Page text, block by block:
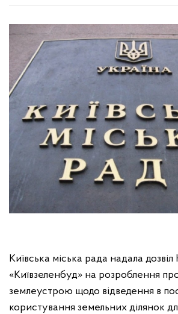
Київська міська рада надала
«Київзеленбуд» на розроблення
землеустрою щодо відведення в
користування земельних ділянок